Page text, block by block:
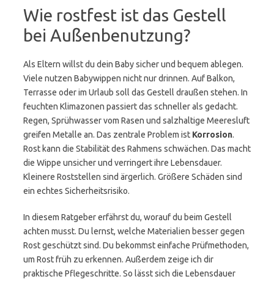
Wie rostfest ist das Gestell
bei Außenbenutzung?
Als Eltern willst du dein Baby sicher und bequem ablegen.
Viele nutzen Babywippen nicht nur drinnen. Auf Balkon,
Terrasse oder im Urlaub soll das Gestell draußen stehen. In
feuchten Klimazonen passiert das schneller als gedacht.
Regen, Sprühwasser vom Rasen und salzhaltige Meeresluft
greifen Metalle an. Das zentrale Problem ist Korrosion.
Rost kann die Stabilität des Rahmens schwächen. Das macht
die Wippe unsicher und verringert ihre Lebensdauer.
Kleinere Roststellen sind ärgerlich. Größere Schäden sind
ein echtes Sicherheitsrisiko.
In diesem Ratgeber erfährst du, worauf du beim Gestell
achten musst. Du lernst, welche Materialien besser gegen
Rost geschützt sind. Du bekommst einfache Prüfmethoden,
um Rost früh zu erkennen. Außerdem zeige ich dir
praktische Pflegeschritte. So lässt sich die Lebensdauer